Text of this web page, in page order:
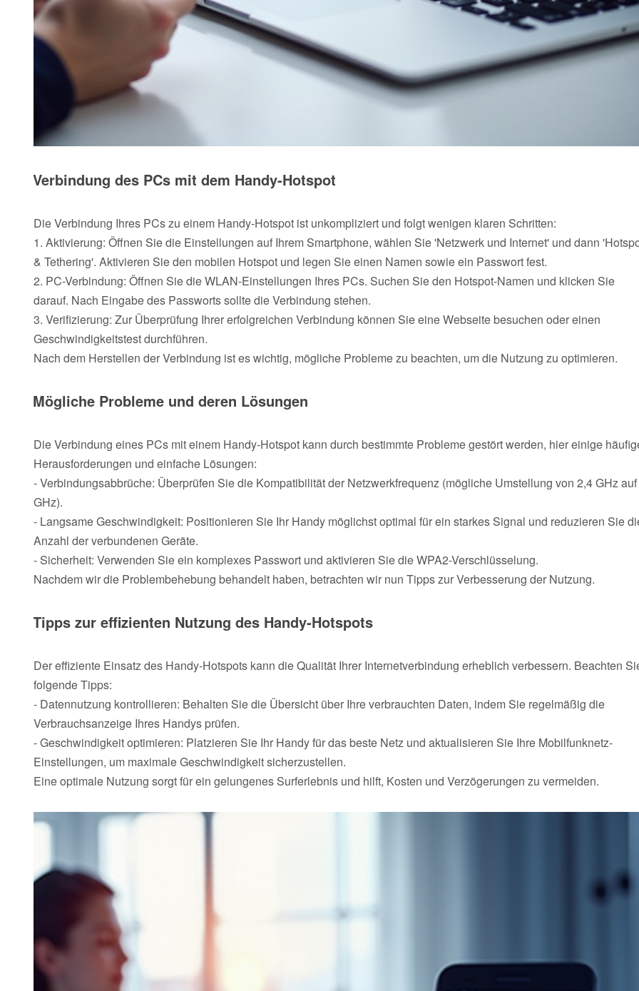
Verbindung des PCs mit dem Handy-Hotspot
Die Verbindung Ihres PCs zu einem Handy-Hotspot ist unkompliziert und folgt wenigen klaren Schritten:
1. Aktivierung: Öffnen Sie die Einstellungen auf Ihrem Smartphone, wählen Sie 'Netzwerk und Internet' und dann
& Tethering'. Aktivieren Sie den mobilen Hotspot und legen Sie einen Namen sowie ein Passwort fest.
2. PC-Verbindung: Öffnen Sie die WLAN-Einstellungen Ihres PCs. Suchen Sie den Hotspot-Namen und klicken Sie
darauf. Nach Eingabe des Passworts sollte die Verbindung stehen.
3. Verifizierung: Zur Überprüfung Ihrer erfolgreichen Verbindung können Sie eine Webseite besuchen oder einen
Geschwindigkeitstest durchführen.
Nach dem Herstellen der Verbindung ist es wichtig, mögliche Probleme zu beachten, um die Nutzung zu optimieren.
Mögliche Probleme und deren Lösungen
Die Verbindung eines PCs mit einem Handy-Hotspot kann durch bestimmte Probleme gestört werden, hier einige
Herausforderungen und einfache Lösungen:
- Verbindungsabbrüche: Überprüfen Sie die Kompatibilität der Netzwerkfrequenz (mögliche Umstellung von 2,4 GHz
GHz).
- Langsame Geschwindigkeit: Positionieren Sie Ihr Handy möglichst optimal für ein starkes Signal und reduzieren Sie
Anzahl der verbundenen Geräte.
- Sicherheit: Verwenden Sie ein komplexes Passwort und aktivieren Sie die WPA2-Verschlüsselung.
Nachdem wir die Problembehebung behandelt haben, betrachten wir nun Tipps zur Verbesserung der Nutzung.
Tipps zur effizienten Nutzung des Handy-Hotspots
Der effiziente Einsatz des Handy-Hotspots kann die Qualität Ihrer Internetverbindung erheblich verbessern. Beachten
folgende Tipps:
- Datennutzung kontrollieren: Behalten Sie die Übersicht über Ihre verbrauchten Daten, indem Sie regelmäßig die
Verbrauchsanzeige Ihres Handys prüfen.
- Geschwindigkeit optimieren: Platzieren Sie Ihr Handy für das beste Netz und aktualisieren Sie Ihre Mobilfunknetz-
Einstellungen, um maximale Geschwindigkeit sicherzustellen.
Eine optimale Nutzung sorgt für ein gelungenes Surferlebnis und hilft, Kosten und Verzögerungen zu vermeiden.